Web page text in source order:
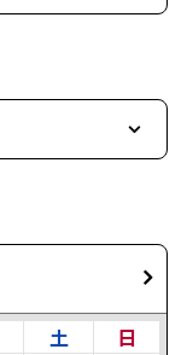
土
日